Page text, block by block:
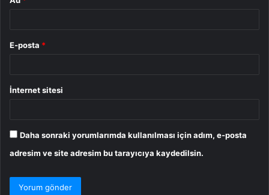
E-posta *
İnternet sitesi
Daha sonraki yorumlarımda kullanılması için adım, e-posta
adresim ve site adresim bu tarayıcıya kaydedilsin.